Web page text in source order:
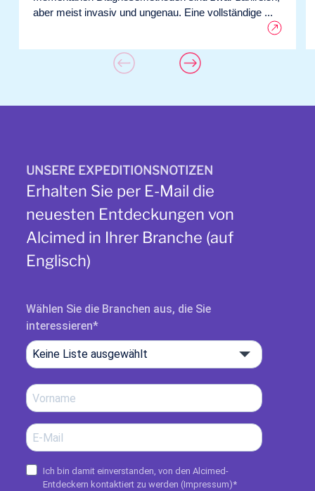
aber meist invasiv und ungenau. Eine vollständige ...
UNSERE EXPEDITIONSNOTIZEN
Erhalten Sie per E-Mail die
neuesten Entdeckungen von
Alcimed in Ihrer Branche (auf
Englisch)
Wählen Sie die Branchen aus, die Sie
interessieren
Keine Liste ausgewählt
Ich bin damit einverstanden, von den Alcimed-
Entdeckern kontaktiert zu werden (Impressum)*